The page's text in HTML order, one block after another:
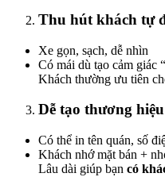
Thu hút khách tự
Xe gọn, sạch, dễ nhìn
Có mái dù tạo cảm giác
Khách thường ưu tiên
Dễ tạo thương
Có thể in tên quán, số
Khách nhớ mặt bán +
Lâu dài giúp bạn có